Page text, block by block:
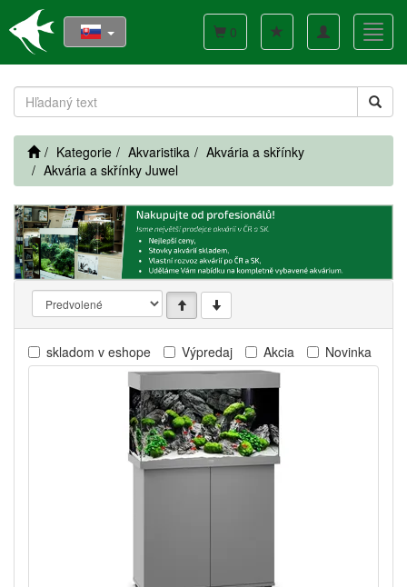
Toggle
navigation
0
Kategorie Akvaristika
Akvária a skřínky
Akvária a skřínky Juwel
skladom v eshope Výpredaj Akcia Novinka